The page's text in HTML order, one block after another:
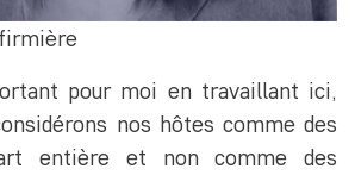
pour moi en travaillant ici,
nos hôtes comme des
entière et non comme des